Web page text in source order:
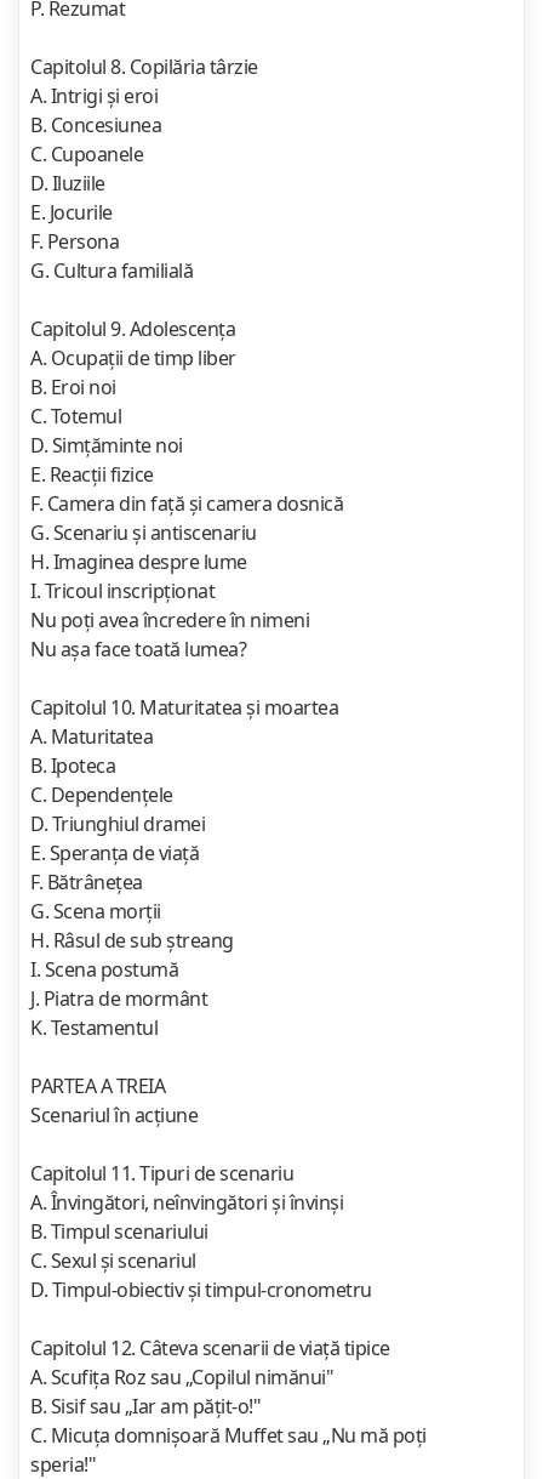
P. Rezumat
Capitolul 8. Copilăria târzie
A. Intrigi şi eroi
B. Concesiunea
C. Cupoanele
D. Iluziile
E. Jocurile
F. Persona
G. Cultura familială
Capitolul 9. Adolescenţa
A. Ocupaţii de timp liber
B. Eroi noi
C. Totemul
D. Simţăminte noi
E. Reacţii fizice
F. Camera din faţă şi camera dosnică
G. Scenariu şi antiscenariu
H. Imaginea despre lume
I. Tricoul inscripţionat
Nu poţi avea încredere în nimeni
Nu aşa face toată lumea?
Capitolul 10. Maturitatea şi moartea
A. Maturitatea
B. Ipoteca
C. Dependenţele
D. Triunghiul dramei
E. Speranţa de viaţă
F. Bătrâneţea
G. Scena morţii
H. Râsul de sub ştreang
I. Scena postumă
J. Piatra de mormânt
K. Testamentul
PARTEA A TREIA
Scenariul în acţiune
Capitolul 11. Tipuri de scenariu
A. Învingători, neînvingători şi învinşi
B. Timpul scenariului
C. Sexul şi scenariul
D. Timpul-obiectiv şi timpul-cronometru
Capitolul 12. Câteva scenarii de viaţă tipice
A. Scufiţa Roz sau „Copilul nimănui"
B. Sisif sau „Iar am păţit-o!"
C. Micuţa domnişoară Muffet sau „Nu mă poţi
speria!"